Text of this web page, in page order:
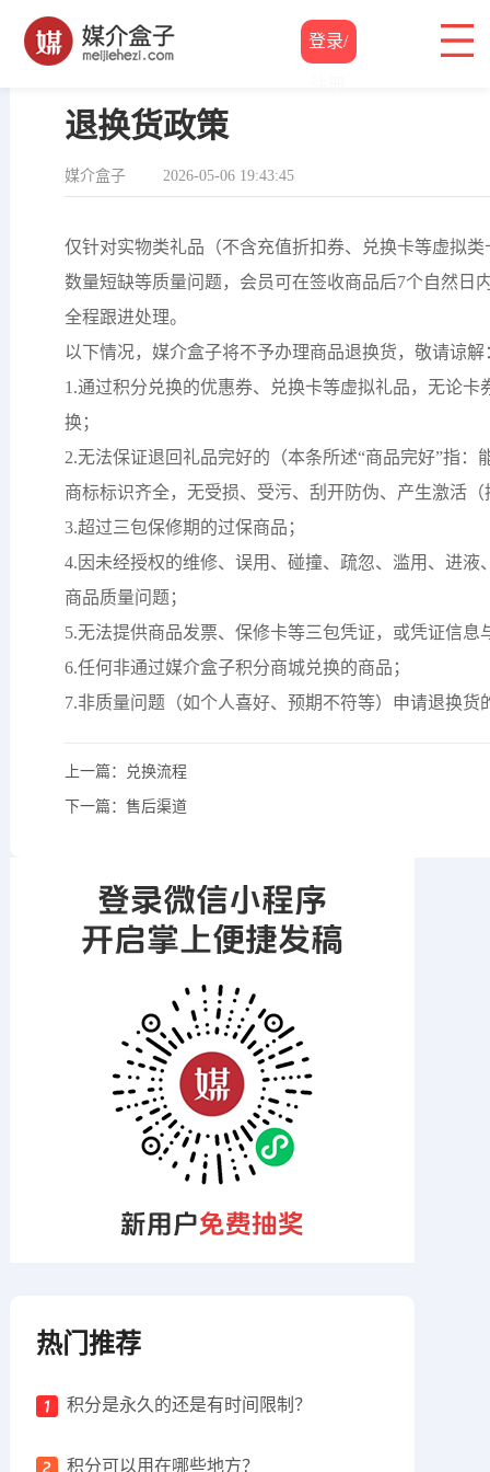
登录/
帮助中心 /配送方式/ 退换货政策
退换货政策
媒介盒子 2026-05-06 19:43:45
仅针对实物类礼品（不含充值折扣券、兑换卡等虚拟
数量短缺等质量问题，会员可在签收商品后7个自然日
全程跟进处理。
以下情况，媒介盒子将不予办理商品退换货，敬请谅解
1.通过积分兑换的优惠券、兑换卡等虚拟礼品，无论
换；
2.无法保证退回礼品完好的（本条所述“商品完好”指
商标标识齐全，无受损、受污、刮开防伪、产生激活
3.超过三包保修期的过保商品；
4.因未经授权的维修、误用、碰撞、疏忽、滥用、进
商品质量问题；
5.无法提供商品发票、保修卡等三包凭证，或凭证信息
6.任何非通过媒介盒子积分商城兑换的商品；
7.非质量问题（如个人喜好、预期不符等）申请退换货
上一篇： 兑换流程
下一篇： 售后渠道
热门推荐
积分是永久的还是有时间限制？
积分可以用在哪些地方？